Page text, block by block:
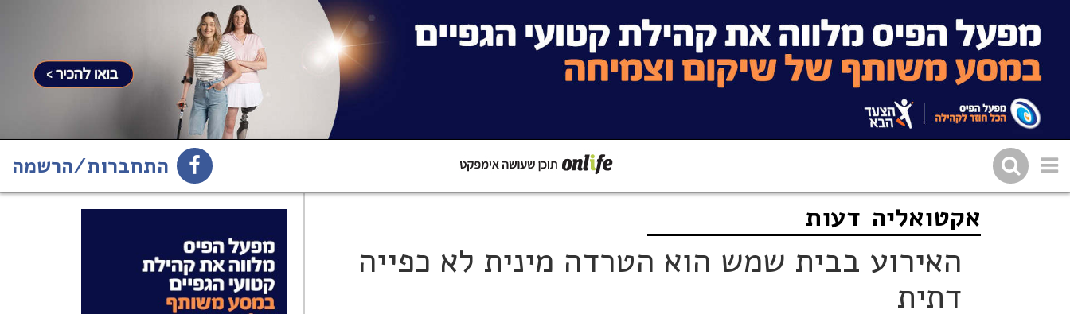
התחברות/הרשמה
שתפו בפייסבוק הירשמו לניוזלטר 1 אקטואליה דעות
האירוע בבית שמש הוא הטרדה מינית לא כפייה
דתית